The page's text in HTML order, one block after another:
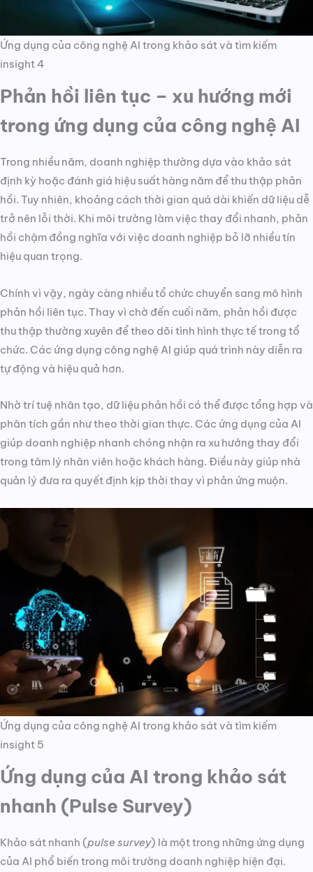
Ứng dụng của công nghệ AI trong khảo sát và tìm kiếm
insight 4
Phản hồi liên tục – xu hướng mới
trong ứng dụng của công nghệ AI
Trong nhiều năm, doanh nghiệp thường dựa vào khảo sát
định kỳ hoặc đánh giá hiệu suất hàng năm để thu thập phản
hồi. Tuy nhiên, khoảng cách thời gian quá dài khiến dữ liệu dễ
trở nên lỗi thời. Khi môi trường làm việc thay đổi nhanh, phản
hồi chậm đồng nghĩa với việc doanh nghiệp bỏ lỡ nhiều tín
hiệu quan trọng.
Chính vì vậy, ngày càng nhiều tổ chức chuyển sang mô hình
phản hồi liên tục. Thay vì chờ đến cuối năm, phản hồi được
thu thập thường xuyên để theo dõi tình hình thực tế trong tổ
chức. Các ứng dụng công nghệ AI giúp quá trình này diễn ra
tự động và hiệu quả hơn.
Nhờ trí tuệ nhân tạo, dữ liệu phản hồi có thể được tổng hợp và
phân tích gần như theo thời gian thực. Các ứng dụng của AI
giúp doanh nghiệp nhanh chóng nhận ra xu hướng thay đổi
trong tâm lý nhân viên hoặc khách hàng. Điều này giúp nhà
quản lý đưa ra quyết định kịp thời thay vì phản ứng muộn.
Ứng dụng của công nghệ AI trong khảo sát và tìm kiếm
insight 5
Ứng dụng của AI trong khảo sát
nhanh (Pulse Survey)
Khảo sát nhanh (pulse survey) là một trong những ứng dụng
của AI phổ biến trong môi trường doanh nghiệp hiện đại.